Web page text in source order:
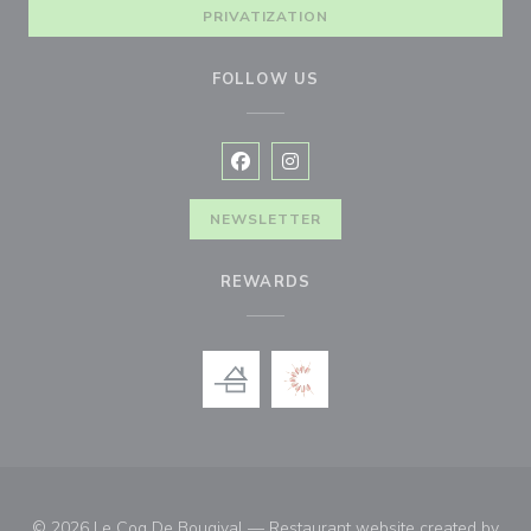
PRIVATIZATION
FOLLOW US
Facebook ((opens in a new
Instagram ((opens in a new
NEWSLETTER
REWARDS